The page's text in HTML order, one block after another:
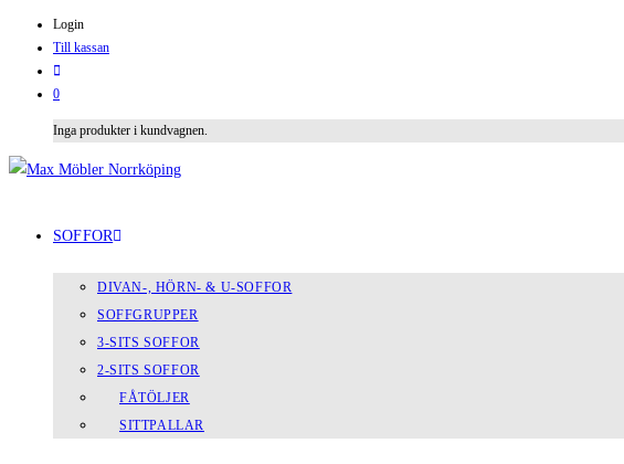
Login
Till kassan
0
Inga produkter i kundvagnen.
SOFFOR
DIVAN-, HÖRN- & U-SOFFOR
SOFFGRUPPER
3-SITS SOFFOR
2-SITS SOFFOR
FÅTÖLJER
SITTPALLAR